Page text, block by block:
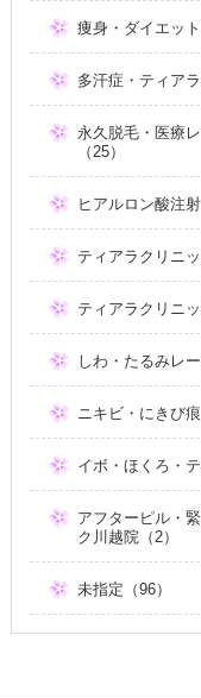
痩身・ダイエッ
多汗症・ティア
永久脱毛・医療
（25）
ヒアルロン酸注
ティアラクリニ
ティアラクリニ
しわ・たるみレ
ニキビ・にきび
イボ・ほくろ・
アフターピル・
ク川越院（2）
未指定（96）